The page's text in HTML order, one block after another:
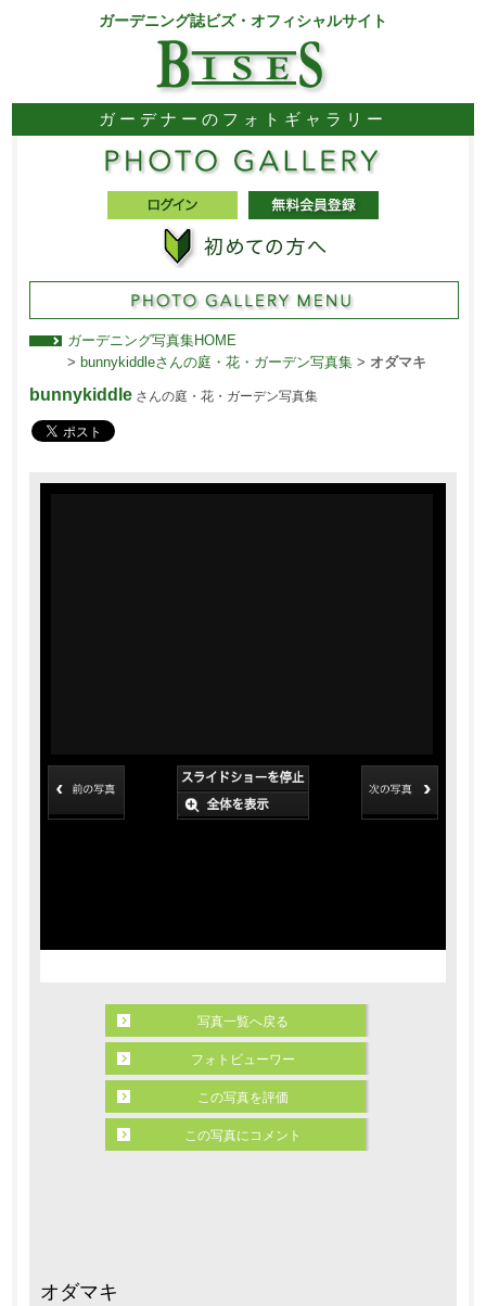
ガーデニング誌ビズ・オフィシャルサイト
ガーデナーのフォトギャラリー
ガーデニング写真集HOME
> bunnykiddleさんの庭・花・ガーデン写真集> オダマキ
bunnykiddleさんの庭・花・ガーデン写真集
オダマキ
写真一覧へ戻る
フォトビューワー
この写真を評価
この写真にコメント